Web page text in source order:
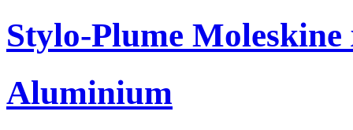
Stylo-Plume Moleskine
Aluminium